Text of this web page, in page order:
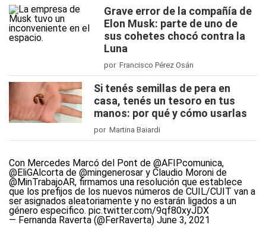
Grave error de la compañía de
Elon Musk: parte de uno de
sus cohetes chocó contra la
Luna
por Francisco Pérez Osán
Si tenés semillas de pera en
casa, tenés un tesoro en tus
manos: por qué y cómo usarlas
por Martina Baiardi
Con Mercedes Marcó del Pont de @AFIPcomunica,
@EliGAlcorta de @mingenerosar y Claudio Moroni de
@MinTrabajoAR, firmamos una resolución que establece
que los prefijos de los nuevos números de CUIL/CUIT van a
ser asignados aleatoriamente y no estarán ligados a un
género especifico. pic.twitter.com/9qf80xyJDX
— Fernanda Raverta (@FerRaverta) June 3, 2021